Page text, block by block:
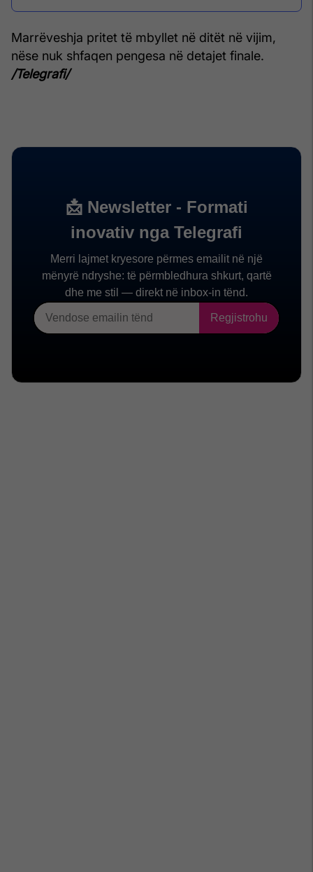
Marrëveshja pritet të mbyllet në ditët në vijim,
nëse nuk shfaqen pengesa në detajet finale.
/Telegrafi/